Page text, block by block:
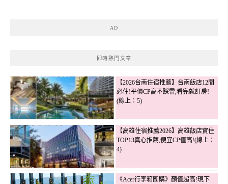
AD
即時熱門文章
【2026台南住宿推薦】台南飯店12間
必住!平價CP高不踩雷,看完就訂房!
(線上：5)
【高雄住宿推薦2026】高雄飯店實住
TOP13真心推薦,便宜CP值高!(線上：
4)
《Acer行李箱團購》顏值超高!現下